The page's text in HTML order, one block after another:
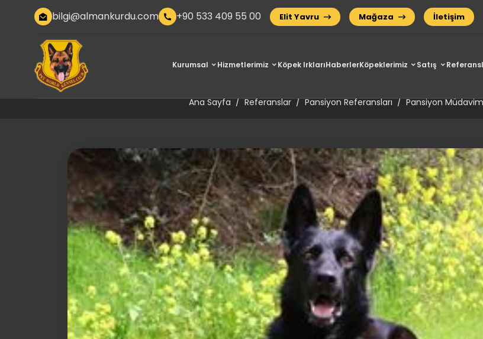
bilgi@almankurdu.com +90 533 409 55 00 Elit Yavru Mağaza İletişim
Kurumsal Hizmetlerimiz Köpek IrklarıHaberlerKöpeklerimiz Satış
Ana Sayfa Referanslar Pansiyon Referansları Pansiyon